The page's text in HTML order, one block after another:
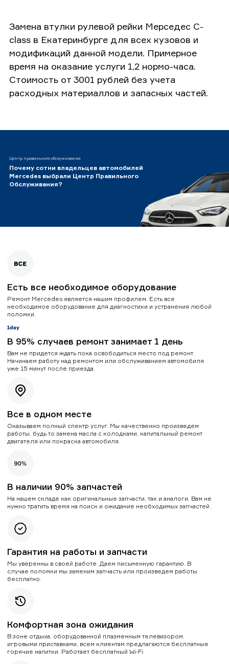
Замена втулки рулевой рейки Мерседес C-
class в Екатеринбурге для всех кузовов и
модификаций данной модели. Примерное
время на оказание услуги 1,2 нормо-часа.
Стоимость от 3001 рублей без учета
расходных материаллов и запасных частей.
Центр правильного обслуживания
Почему сотни владельцев автомобилей
Mercedes выбрали Центр Правильного
Обслуживания?
Есть все необходимое оборудование
Ремонт Mercedes является нашим профилем. Есть все
необходимое оборудование для диагностики и устранения любой
поломки.
В 95% случаев ремонт занимает 1 день
Вам не придется ждать пока освободиться место под ремонт.
Начинаем работу над ремонтом или обслуживанием автомобиля
уже 15 минут после приезда.
Все в одном месте
Оказываем полный спектр услуг. Мы качественно произведем
работы, будь то замена масла с колодками, капитальный ремонт
двигателя или покраска автомобиля.
В наличии 90% запчастей
На нашем складе как оригинальные запчасти, так и аналоги. Вам не
нужно тратить время на поиск и ожидание необходимых запчастей.
Гарантия на работы и запчасти
Мы уверенны в своей работе. Даем письменную гарантию. В
случае поломки мы заменим запчасть или произведем работы
бесплатно.
Комфортная зона ожидания
В зоне отдыха, оборудованной плазменным телевизором,
игровыми приставками, всем клиентам предлагаются бесплатные
горячие напитки. Работает бесплатный Wi-Fi.